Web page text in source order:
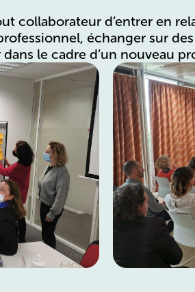
collaborateur d’entrer en
échanger sur
le cadre d’un nouveau